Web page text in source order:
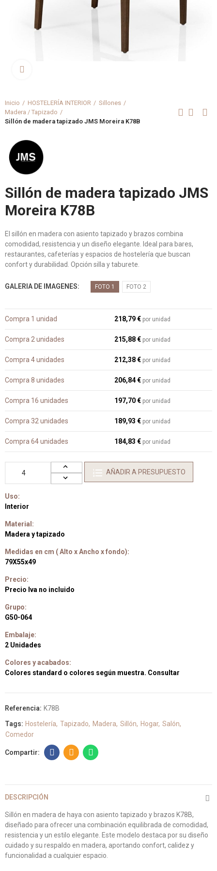
Inicio HOSTELERÍA INTERIOR
Sillones
Madera / Tapizado
Sillón de madera tapizado JMS Moreira K78B
Sillón de madera tapizado JMS
Moreira K78B
El sillón en madera con asiento tapizado y brazos combina
comodidad, resistencia y un diseño elegante. Ideal para bares,
restaurantes, cafeterías y espacios de hostelería que buscan
confort y durabilidad. Opción silla y taburete.
GALERIA DE IMAGENES FOTO 1 FOTO 2
Compra 1 unidad 218,79 € por unidad
Compra 2 unidades 215,88 € por unidad
Compra 4 unidades 212,38 € por unidad
Compra 8 unidades 206,84 € por unidad
Compra 16 unidades 197,70 € por unidad
Compra 32 unidades 189,93 € por unidad
Compra 64 unidades 184,83 € por unidad
AÑADIR A PRESUPUESTO
Uso:
Interior
Material:
Madera y tapizado
Medidas en cm ( Alto x Ancho x fondo):
79X55x49
Precio:
Precio Iva no incluido
Grupo:
G50-064
Embalaje:
2 Unidades
Colores y acabados:
Colores standard o colores según muestra. Consultar
Referencia: K78B
Tags: Hostelería Tapizado Madera Sillón Hogar Salón
Comedor
DESCRIPCIÓN
Sillón en madera de haya con asiento tapizado y brazos K78B,
diseñado para ofrecer una combinación equilibrada de comodidad,
resistencia y un estilo elegante. Este modelo destaca por su diseño
cuidado y su respaldo en madera, aportando confort, calidez y
funcionalidad a cualquier espacio.